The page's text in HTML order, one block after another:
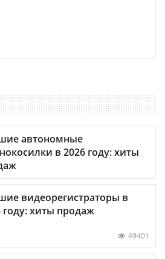
автономные
в 2026 году: хиты
видеорегистраторы в
году: хиты продаж
49401